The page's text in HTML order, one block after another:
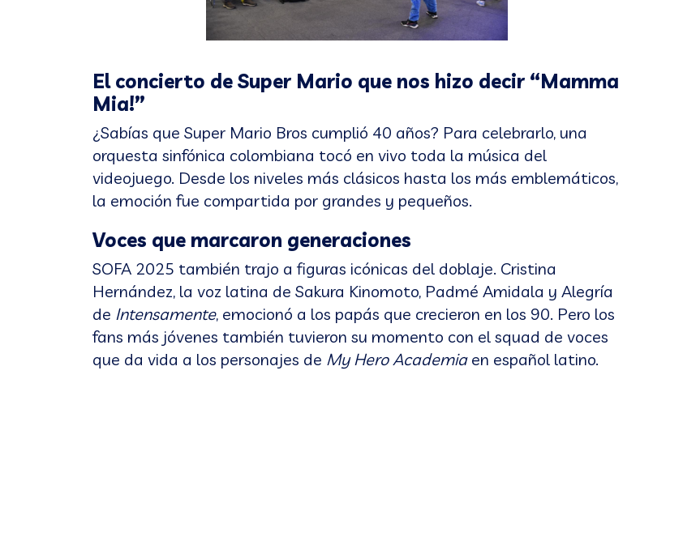
El concierto de Super Mario que nos hizo decir “Mamma
Mia!”
¿Sabías que Super Mario Bros cumplió 40 años? Para celebrarlo, una
orquesta sinfónica colombiana tocó en vivo toda la música del
videojuego. Desde los niveles más clásicos hasta los más emblemáticos,
la emoción fue compartida por grandes y pequeños.
Voces que marcaron generaciones
SOFA 2025 también trajo a figuras icónicas del doblaje. Cristina
Hernández, la voz latina de Sakura Kinomoto, Padmé Amidala y Alegría
de Intensamente, emocionó a los papás que crecieron en los 90. Pero los
fans más jóvenes también tuvieron su momento con el squad de voces
que da vida a los personajes de My Hero Academiaen español latino.